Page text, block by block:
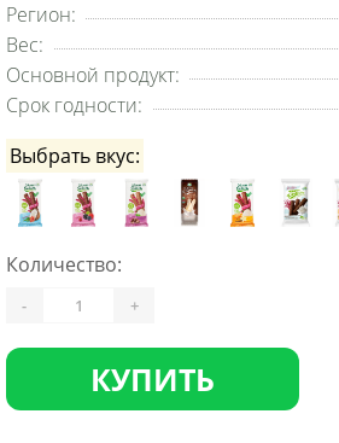
Регион:
Вес:
Основной продукт:
Срок годности:
Выбрать вкус:
Количество:
- +
КУПИТЬ